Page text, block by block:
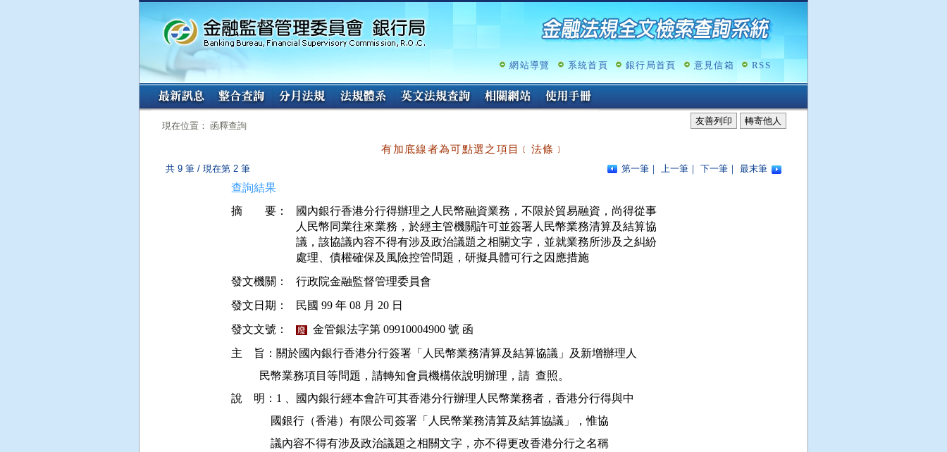
跳
容
網站導覽 系統首頁 銀行局首頁 意見信箱 RSS
:::
現在位置： 函釋查詢 友善列印 轉寄他人
有加底線者為可點選之項目﹝法條﹞
共 9 筆 / 現在第 2 筆 第一筆 ｜ 上一筆 ｜ 下一筆 ｜ 最末筆
查詢結果
摘 要：
國內銀行香港分行得辦理之人民幣融資業務，不限於貿易融資，尚得從事
人民幣同業往來業務，於經主管機關許可並簽署人民幣業務清算及結算協
議，該協議內容不得有涉及政治議題之相關文字，並就業務所涉及之糾紛
發文機關：
行政院金融監督管理委員會
發文日期：
民國 99 年 08 月 20 日
發文文號：
廢
金管銀法字第 09910004900 號 函
主    旨：關於國內銀行香港分行簽署「人民幣業務清算及結算協議」及新增辦理人
          民幣業務項目等問題，請轉知會員機構依說明辦理，請  查照。
說    明：1 、國內銀行經本會許可其香港分行辦理人民幣業務者，香港分行得與中
              國銀行（香港）有限公司簽署「人民幣業務清算及結算協議」，惟協
              議內容不得有涉及政治議題之相關文字，亦不得更改香港分行之名稱